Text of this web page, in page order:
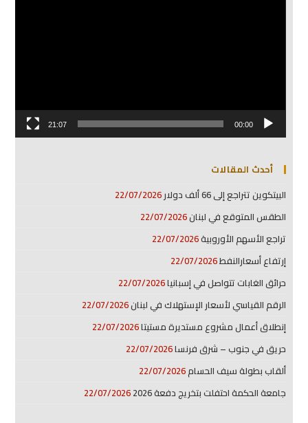
00:00
21:07
أحدث المقالات
البيتكوين تتراجع إلى 66 ألف دولار
22/07/2026
الطقس المتوقع في لبنان22/07/2026
تراجع الأسهم الأوروبية22/07/2026
إرتفاع أسعارالنفط22/07/2026
حرائق الغابات تتواصل في إسبانيا22/07/2026
الرقم القياسي لأسعار الإستهلاك في لبنان22/07/2026
إنطلاق أعمال مشروع مستديرة مستيتا22/07/2026
حريق في جنوب – شرق فرنسا22/07/2026
ألقاب بطولة سيف الحسام22/07/2026
جامعة الحكمة احتفلت بتخريج دفعة 2026
22/07/2026